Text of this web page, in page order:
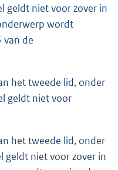
geldt niet voor zover in
wordt
van de
het tweede lid, onder
geldt niet voor
het tweede lid, onder
geldt niet voor zover in